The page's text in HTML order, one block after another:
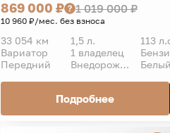
869 000 ₽ 1 019 000 ₽
10 960 ₽/мес. без взноса
33 054 км 1,5 л.
113
Вариатор
1 владелец
Передний
Внедорожник 5 дв.
Подробнее